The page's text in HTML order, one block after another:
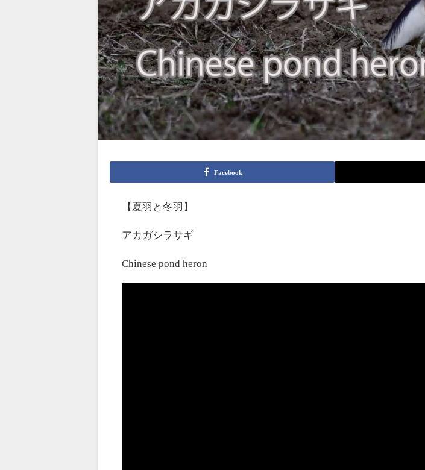
Facebook
【夏羽と冬羽】
アカガシラサギ
Chinese pond heron